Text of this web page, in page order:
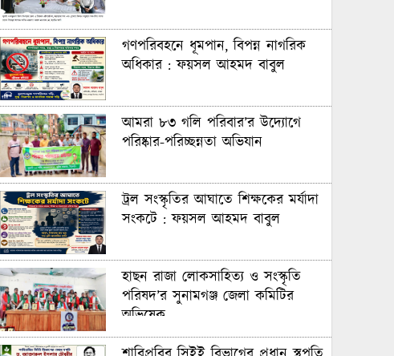
গণপরিবহনে ধূমপান, বিপন্ন নাগরিক
অধিকার : ফয়সল আহমদ বাবুল
আমরা ৮৩ গলি পরিবার’র উদ্যোগে
পরিষ্কার-পরিচ্ছন্নতা অভিযান
ট্রল সংস্কৃতির আঘাতে শিক্ষকের মর্যাদা
সংকটে : ফয়সল আহমদ বাবুল
হাছন রাজা লোকসাহিত্য ও সংস্কৃতি
পরিষদ’র সুনামগঞ্জ জেলা কমিটির
অভিষেক